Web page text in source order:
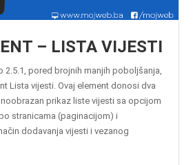
– LISTA VIJESTI
2.5.1, pored brojnih manjih poboljšanja,
Lista vijesti. Ovaj element donosi dva
prikaz liste vijesti sa opcijom
stranicama (paginacijom) i
dodavanja vijesti i vezanog